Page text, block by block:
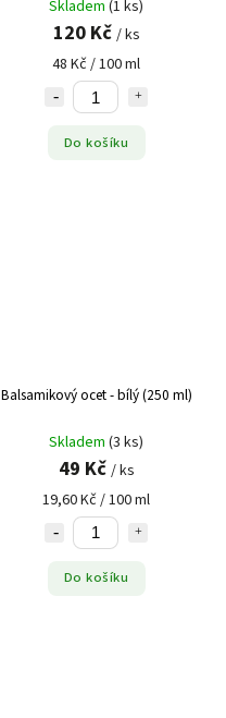
Skladem (1 ks)
120 Kč / ks
48 Kč / 100 ml
Do košíku
Balsamikový ocet - bílý (250 ml)
Skladem (3 ks)
49 Kč / ks
19,60 Kč / 100 ml
Do košíku